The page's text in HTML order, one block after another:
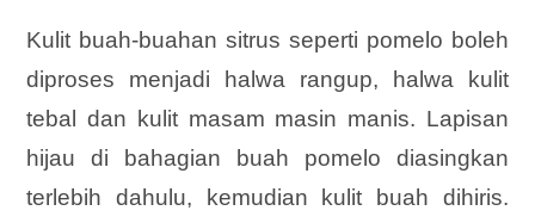
Kulit buah-buahan sitrus seperti pomelo boleh
diproses menjadi halwa rangup, halwa kulit
tebal dan kulit masam masin manis. Lapisan
hijau di bahagian buah pomelo diasingkan
terlebih dahulu, kemudian kulit buah dihiris.